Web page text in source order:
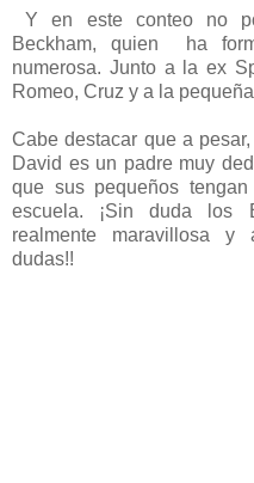
Y en este conteo no
Beckham, quien ha
numerosa. Junto a la ex
Romeo, Cruz y a la
Cabe destacar que a
David es un padre muy
que sus pequeños
escuela. ¡Sin duda los
realmente maravillosa y
dudas!!